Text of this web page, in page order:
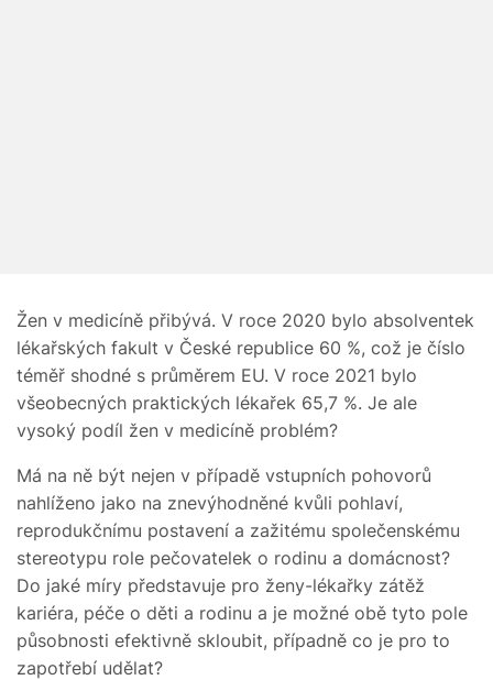
Žen v medicíně přibývá. V roce 2020 bylo absolventek
lékařských fakult v České republice 60 %, což je číslo
téměř shodné s průměrem EU. V roce 2021 bylo
všeobecných praktických lékařek 65,7 %. Je ale
vysoký podíl žen v medicíně problém?
Má na ně být nejen v případě vstupních pohovorů
nahlíženo jako na znevýhodněné kvůli pohlaví,
reprodukčnímu postavení a zažitému společenskému
stereotypu role pečovatelek o rodinu a domácnost?
Do jaké míry představuje pro ženy-lékařky zátěž
kariéra, péče o děti a rodinu a je možné obě tyto pole
působnosti efektivně skloubit, případně co je pro to
zapotřebí udělat?